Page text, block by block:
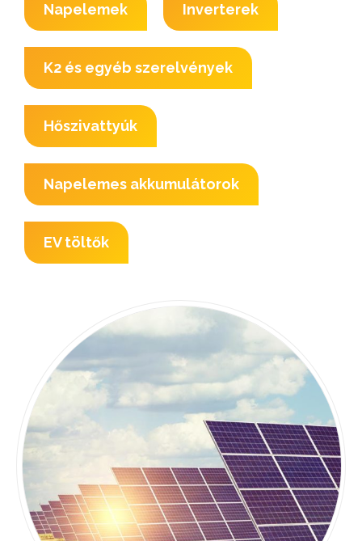
Napelemek Inverterek
K2 és egyéb szerelvények
Hőszivattyúk
Napelemes akkumulátorok
EV töltők